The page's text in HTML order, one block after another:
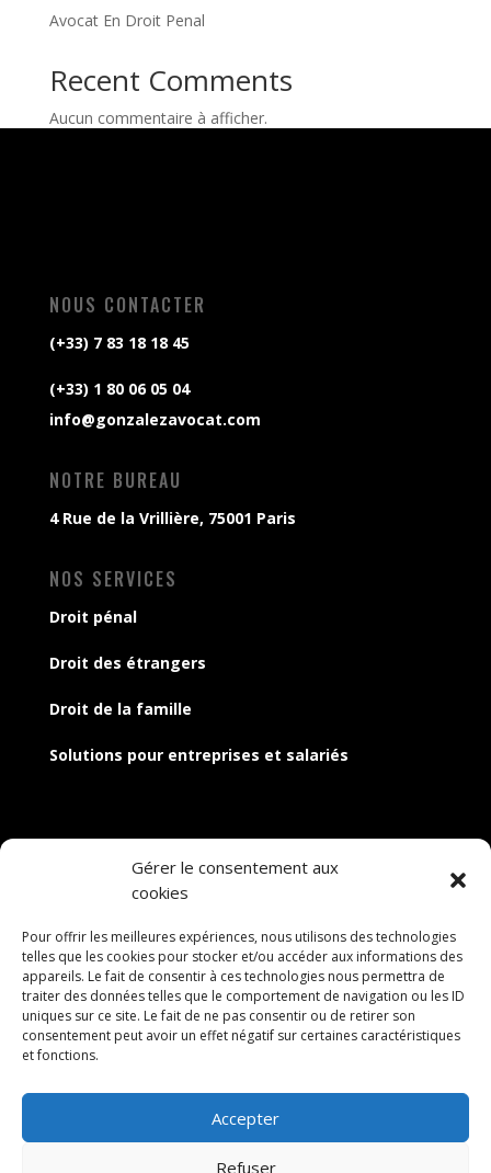
Gérer le consentement aux
cookies
Pour offrir les meilleures expériences, nous utilisons des technologies
telles que les cookies pour stocker et/ou accéder aux informations des
appareils. Le fait de consentir à ces technologies nous permettra de
traiter des données telles que le comportement de navigation ou les ID
uniques sur ce site. Le fait de ne pas consentir ou de retirer son
consentement peut avoir un effet négatif sur certaines caractéristiques
et fonctions.
Accepter
Refuser
Avocat En Droit Penal
Recent Comments
Aucun commentaire à afficher.
NOUS CONTACTER
(+33) 7 83 18 18 45
(+33) 1 80 06 05 04
info@gonzalezavocat.com
NOTRE BUREAU
4 Rue de la Vrillière, 75001 Paris
NOS SERVICES
Droit pénal
Droit des étrangers
Droit de la famille
Solutions pour entreprises et salariés